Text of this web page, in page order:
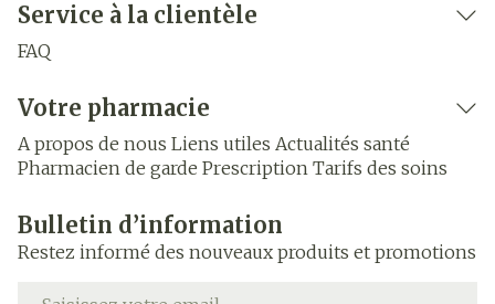
Service à la clientèle
FAQ
Votre pharmacie
A propos de nous Liens utiles Actualités santé
Pharmacien de garde Prescription Tarifs des soins
Bulletin d’information
Restez informé des nouveaux produits et promotions
Adresse mail